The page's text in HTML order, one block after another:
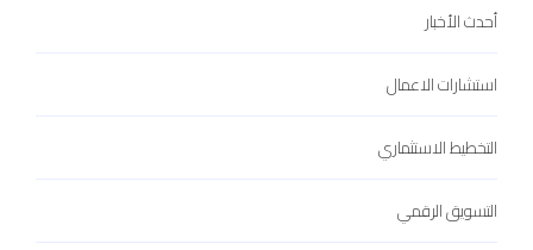
أحدث الأخبار
استشارات الاعمال
التخطيط الاستثماري
التسويق الرقمي